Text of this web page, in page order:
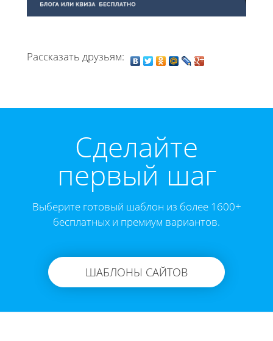
Рассказать друзьям:
Cделайте
первый шаг
Выберите готовый шаблон из более 1600+
бесплатных и премиум вариантов.
ШАБЛОНЫ САЙТОВ